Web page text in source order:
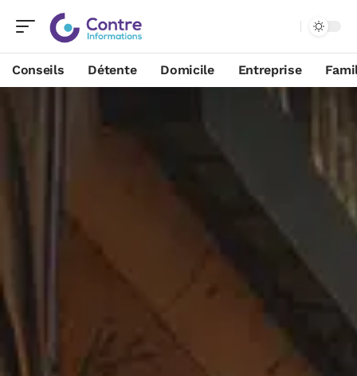
Conseils Détente Domicile Entreprise